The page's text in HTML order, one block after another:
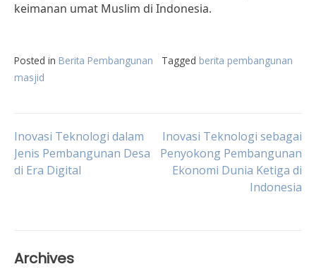
keimanan umat Muslim di Indonesia.
Posted in Berita Pembangunan Tagged berita pembangunan
masjid
Post
navigation
Inovasi Teknologi dalam
Jenis Pembangunan Desa
di Era Digital
Inovasi Teknologi sebagai
Penyokong Pembangunan
Ekonomi Dunia Ketiga di
Indonesia
Archives